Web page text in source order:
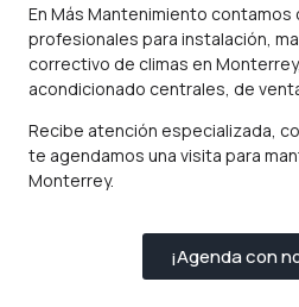
En Más Mantenimiento
profesionales para instalación,
correctivo de climas en
acondicionado centrales, de
Recibe atención especializada,
te agendamos una visita para
Monterrey.
¡Agenda con